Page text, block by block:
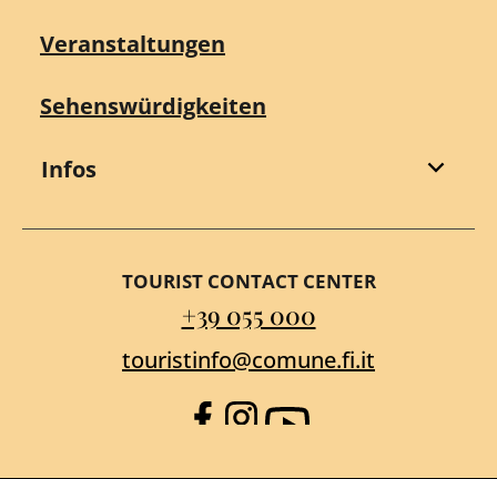
Veranstaltungen
Sehenswürdigkeiten
Infos
TOURIST CONTACT CENTER
+39 055 000
touristinfo@comune.fi.it
Facebook
Instagram
YouTube